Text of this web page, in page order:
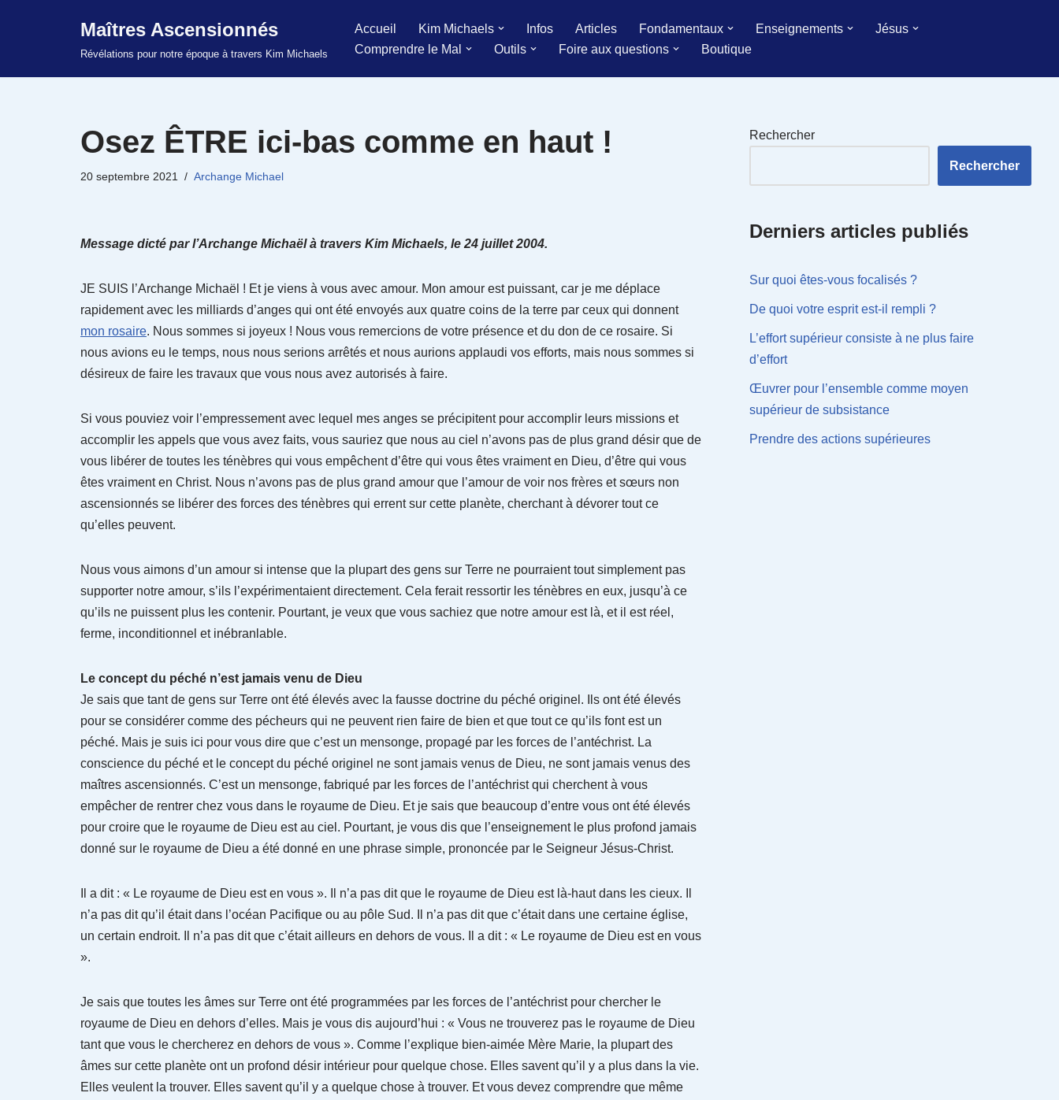
Maîtres Ascensionnés
Révélations pour notre époque à travers Kim Michaels
Accueil Kim Michaels Infos Articles Fondamentaux Enseignements
Jésus
Comprendre le Mal
Outils Foire aux questions Boutique
Osez ÊTRE ici-bas comme en haut !
20 septembre 2021 Archange Michael
Message dicté par l’Archange Michaël à travers Kim Michaels, le 24 juillet 2004.
JE SUIS l’Archange Michaël ! Et je viens à vous avec amour. Mon amour est puissant, car je me déplace
rapidement avec les milliards d’anges qui ont été envoyés aux quatre coins de la terre par ceux qui donnent
mon rosaire. Nous sommes si joyeux ! Nous vous remercions de votre présence et du don de ce rosaire. Si
nous avions eu le temps, nous nous serions arrêtés et nous aurions applaudi vos efforts, mais nous sommes si
désireux de faire les travaux que vous nous avez autorisés à faire.
Si vous pouviez voir l’empressement avec lequel mes anges se précipitent pour accomplir leurs missions et
accomplir les appels que vous avez faits, vous sauriez que nous au ciel n’avons pas de plus grand désir que de
vous libérer de toutes les ténèbres qui vous empêchent d’être qui vous êtes vraiment en Dieu, d’être qui vous
êtes vraiment en Christ. Nous n’avons pas de plus grand amour que l’amour de voir nos frères et sœurs non
ascensionnés se libérer des forces des ténèbres qui errent sur cette planète, cherchant à dévorer tout ce
qu’elles peuvent.
Nous vous aimons d’un amour si intense que la plupart des gens sur Terre ne pourraient tout simplement pas
supporter notre amour, s’ils l’expérimentaient directement. Cela ferait ressortir les ténèbres en eux, jusqu’à ce
qu’ils ne puissent plus les contenir. Pourtant, je veux que vous sachiez que notre amour est là, et il est réel,
ferme, inconditionnel et inébranlable.
Le concept du péché n’est jamais venu de Dieu
Je sais que tant de gens sur Terre ont été élevés avec la fausse doctrine du péché originel. Ils ont été élevés
pour se considérer comme des pécheurs qui ne peuvent rien faire de bien et que tout ce qu’ils font est un
péché. Mais je suis ici pour vous dire que c’est un mensonge, propagé par les forces de l’antéchrist. La
conscience du péché et le concept du péché originel ne sont jamais venus de Dieu, ne sont jamais venus des
maîtres ascensionnés. C’est un mensonge, fabriqué par les forces de l’antéchrist qui cherchent à vous
empêcher de rentrer chez vous dans le royaume de Dieu. Et je sais que beaucoup d’entre vous ont été élevés
pour croire que le royaume de Dieu est au ciel. Pourtant, je vous dis que l’enseignement le plus profond jamais
donné sur le royaume de Dieu a été donné en une phrase simple, prononcée par le Seigneur Jésus-Christ.
Il a dit : « Le royaume de Dieu est en vous ». Il n’a pas dit que le royaume de Dieu est là-haut dans les cieux. Il
n’a pas dit qu’il était dans l’océan Pacifique ou au pôle Sud. Il n’a pas dit que c’était dans une certaine église,
un certain endroit. Il n’a pas dit que c’était ailleurs en dehors de vous. Il a dit : « Le royaume de Dieu est en vous
».
Je sais que toutes les âmes sur Terre ont été programmées par les forces de l’antéchrist pour chercher le
royaume de Dieu en dehors d’elles. Mais je vous dis aujourd’hui : « Vous ne trouverez pas le royaume de Dieu
tant que vous le chercherez en dehors de vous ». Comme l’explique bien-aimée Mère Marie, la plupart des
âmes sur cette planète ont un profond désir intérieur pour quelque chose. Elles savent qu’il y a plus dans la vie.
Elles veulent la trouver. Elles savent qu’il y a quelque chose à trouver. Et vous devez comprendre que même
Rechercher
Rechercher
Derniers articles publiés
Sur quoi êtes-vous focalisés ?
De quoi votre esprit est-il rempli ?
L’effort supérieur consiste à ne plus faire
d’effort
Œuvrer pour l’ensemble comme moyen
supérieur de subsistance
Prendre des actions supérieures